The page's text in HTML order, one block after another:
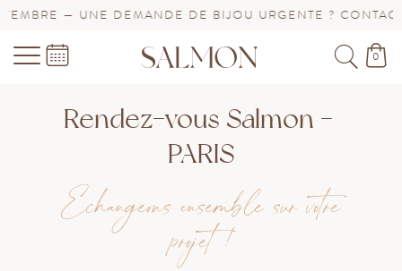
— UNE DEMANDE DE BIJOU URGENTE ? CONTACTEZ-
0
Rendez-vous Salmon -
PARIS
Echangeons ensemble sur votre
projet !